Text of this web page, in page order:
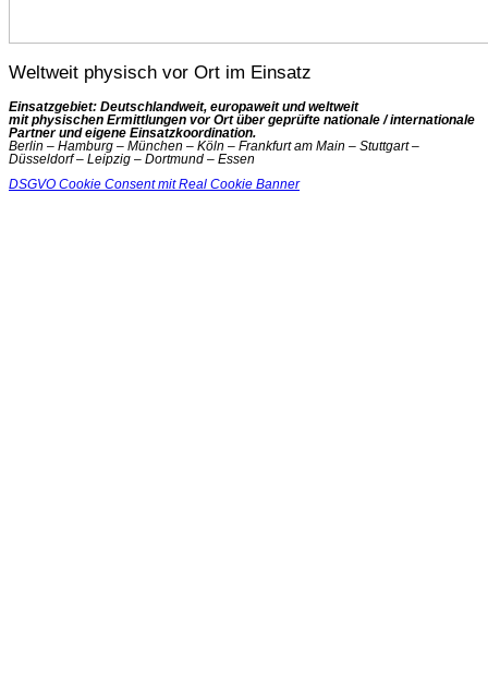
Weltweit physisch vor Ort im Einsatz
Einsatzgebiet: Deutschlandweit, europaweit und weltweit
mit physischen Ermittlungen vor Ort über geprüfte nationale / internationale
Partner und eigene Einsatzkoordination.
Berlin – Hamburg – München – Köln – Frankfurt am Main – Stuttgart –
Düsseldorf – Leipzig – Dortmund – Essen
DSGVO Cookie Consent mit Real Cookie Banner